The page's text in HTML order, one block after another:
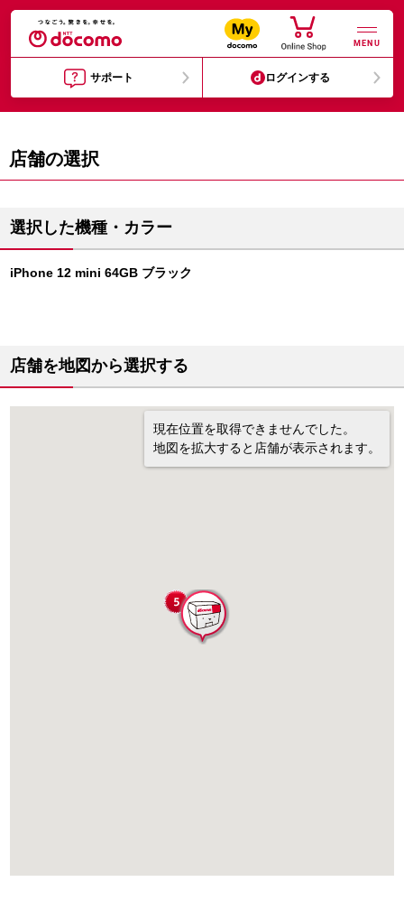
MENU
サポート ログインする
店舗の選択
選択した機種・カラー
iPhone 12 mini 64GB ブラック
店舗を地図から選択する
現在位置を取得できませんでした。
地図を拡大すると店舗が表示されます。